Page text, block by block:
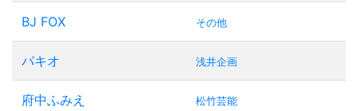
BJ FOX その他
パキオ 浅井企画
府中ふみえ 松竹芸能